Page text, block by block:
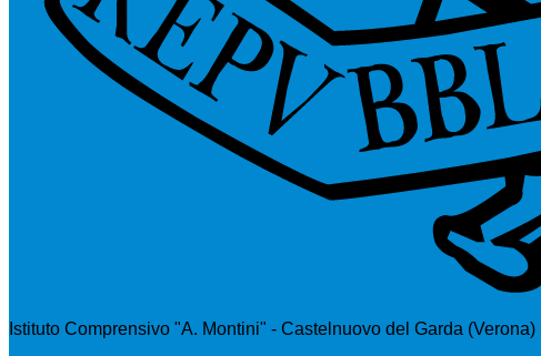
Istituto Comprensivo "A. Montini" - Castelnuovo del Garda (Verona)